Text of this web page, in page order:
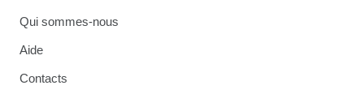
Qui sommes-nous
Aide
Contacts